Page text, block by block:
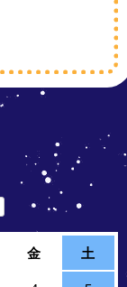
金 土